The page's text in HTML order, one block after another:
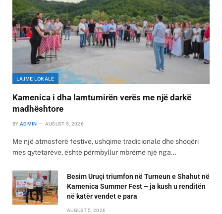
LAJME LOKALE
Kamenica i dha lamtumirën verës me një darkë
madhështore
BY ADMIN AUGUST 5, 2026
Me një atmosferë festive, ushqime tradicionale dhe shoqëri
mes qytetarëve, është përmbyllur mbrëmë një nga…
Besim Uruçi triumfon në Turneun e Shahut në
Kamenica Summer Fest – ja kush u renditën
në katër vendet e para
AUGUST 5, 2026